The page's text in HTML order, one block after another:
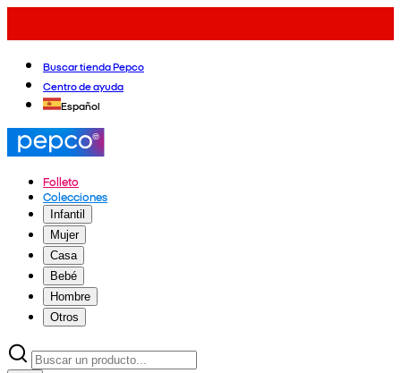
Buscar tienda Pepco
Centro de ayuda
Español
Folleto
Colecciones
Infantil
Mujer
Casa
Bebé
Hombre
Otros